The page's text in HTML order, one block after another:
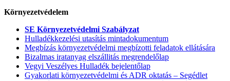
Környezetvédelem
SE Környezetvédelmi Szabályzat
Hulladékkezelési utasítás mintadokumentum
Megbízás környezetvédelmi megbízotti feladatok ellátására
Bizalmas iratanyag elszállitás megrendelőlap
Vegyi Veszélyes Hulladék bejelentőlap
Gyakorlati környezetvédelmi és ADR oktatás – Segédlet